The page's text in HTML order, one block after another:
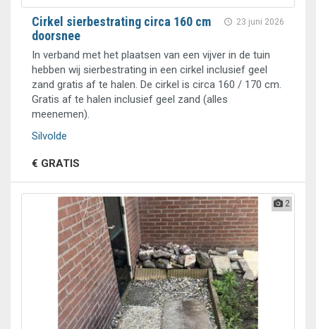
23 juni 2026
Cirkel sierbestrating circa 160 cm
doorsnee
In verband met het plaatsen van een vijver in de tuin
hebben wij sierbestrating in een cirkel inclusief geel
zand gratis af te halen. De cirkel is circa 160 / 170 cm.
Gratis af te halen inclusief geel zand (alles
meenemen).
Silvolde
€ GRATIS
2